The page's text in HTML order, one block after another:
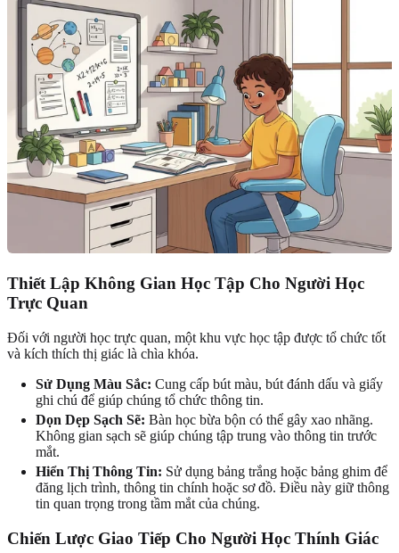
Thiết Lập Không Gian Học Tập Cho Người Học
Trực Quan
Đối với người học trực quan, một khu vực học tập được tổ chức tốt
và kích thích thị giác là chìa khóa.
Sử Dụng Màu Sắc: Cung cấp bút màu, bút đánh dấu và giấy
ghi chú để giúp chúng tổ chức thông tin.
Dọn Dẹp Sạch Sẽ: Bàn học bừa bộn có thể gây xao nhãng.
Không gian sạch sẽ giúp chúng tập trung vào thông tin trước
mắt.
Hiển Thị Thông Tin: Sử dụng bảng trắng hoặc bảng ghim để
đăng lịch trình, thông tin chính hoặc sơ đồ. Điều này giữ thông
tin quan trọng trong tầm mắt của chúng.
Chiến Lược Giao Tiếp Cho Người Học Thính Giác